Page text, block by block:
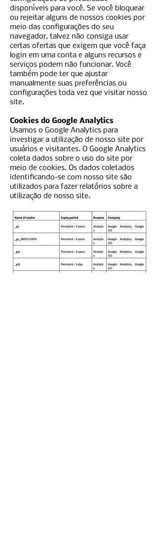
disponíveis para você. Se você bloquear
ou rejeitar alguns de nossos cookies por
meio das configurações do seu
navegador, talvez não consiga usar
certas ofertas que exigem que você faça
login em uma conta e alguns recursos e
serviços podem não funcionar. Você
também pode ter que ajustar
manualmente suas preferências ou
configurações toda vez que visitar nosso
site.
Cookies do Google Analytics
Usamos o Google Analytics para
investigar a utilização de nosso site por
usuários e visitantes. O Google Analytics
coleta dados sobre o uso do site por
meio de cookies. Os dados coletados
identificando-se com nosso site são
utilizados para fazer relatórios sobre a
utilização de nosso site.